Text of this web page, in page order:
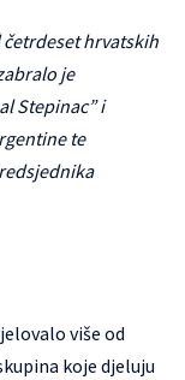
četrdeset hrvatskih
je
Stepinac” i
te
više od
koje djeluju